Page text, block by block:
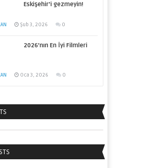
Eskişehir’i gezmeyin!
Şub 3, 2026 0
2026’nın En İyi Filmleri
Oca 3, 2026 0